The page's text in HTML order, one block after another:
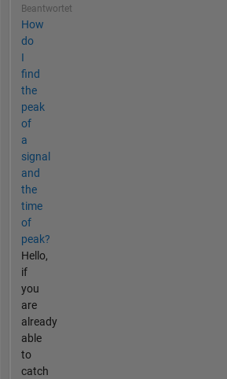
Beantwortet
How
do
I
find
the
peak
of
a
signal
and
the
time
of
peak?
Hello,
if
you
are
already
able
to
catch